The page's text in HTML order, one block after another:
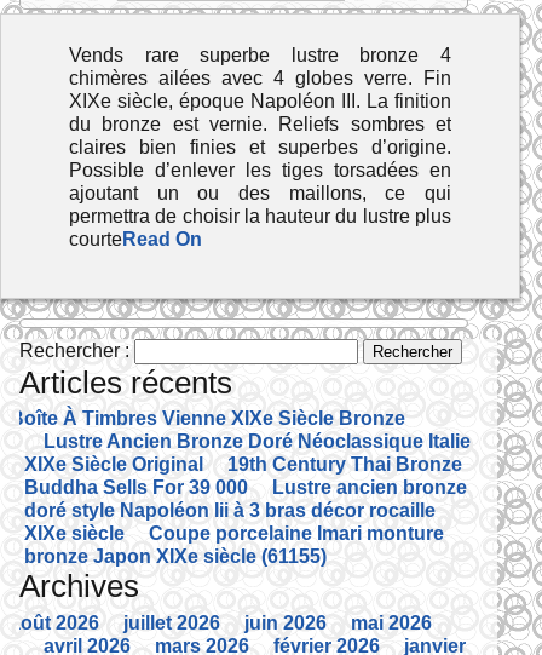
Vends rare superbe lustre bronze 4
chimères ailées avec 4 globes verre. Fin
XIXe siècle, époque Napoléon III. La finition
du bronze est vernie. Reliefs sombres et
claires bien finies et superbes d’origine.
Possible d’enlever les tiges torsadées en
ajoutant un ou des maillons, ce qui
permettra de choisir la hauteur du lustre plus
courteRead On
Rechercher :
Articles récents
Boîte À Timbres Vienne XIXe Siècle Bronze
Lustre Ancien Bronze Doré Néoclassique Italie
XIXe Siècle Original
19th Century Thai Bronze
Buddha Sells For 39 000
Lustre ancien bronze
doré style Napoléon Iii à 3 bras décor rocaille
XIXe siècle
Coupe porcelaine Imari monture
bronze Japon XIXe siècle (61155)
Archives
août 2026 juillet 2026 juin 2026
mai 2026
avril 2026
mars 2026 février 2026 janvier